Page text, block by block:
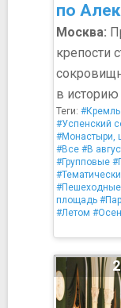
по
Москва:
крепости
в историю
Теги: #Кремль
#Успенский
#Монастыри,
#Все #В
#Групповые
#Пешеходные
площадь
#Летом